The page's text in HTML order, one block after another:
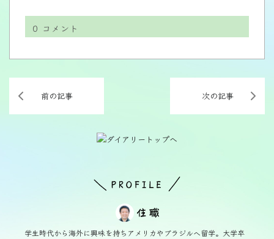
0 コメント
前の記事 次の記事
学生時代から海外に興味を持ちアメリカやブラジルへ留学。大学卒